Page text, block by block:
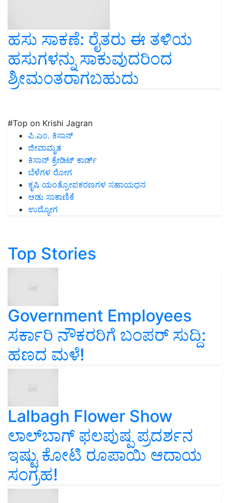
ಹಸು ಸಾಕಣೆ: ರೈತರು ಈ ತಳಿಯ
ಹಸುಗಳನ್ನು ಸಾಕುವುದರಿಂದ
ಶ್ರೀಮಂತರಾಗಬಹುದು
#Top on Krishi Jagran
ಪಿ.ಎಂ. ಕಿಸಾನ್
ಜೀವಾಮೃತ
ಕಿಸಾನ್ ಕ್ರೇಡಿಟ್ ಕಾರ್ಡ್
ಬೆಳೆಗಳ ರೋಗ
ಕೃಷಿ ಯಂತ್ರೋಪಕರಣಗಳ ಸಹಾಯಧನ
ಆಡು ಸಾಕಾಣಿಕೆ
ಉದ್ಯೋಗ
Top Stories
Government Employees
ಸರ್ಕಾರಿ ನೌಕರರಿಗೆ ಬಂಪರ್‌ ಸುದ್ದಿ:
ಹಣದ ಮಳೆ!
Lalbagh Flower Show
ಲಾಲ್‌ಬಾಗ್ ಫಲಪುಷ್ಪ ಪ್ರದರ್ಶನ
ಇಷ್ಟು ಕೋಟಿ ರೂಪಾಯಿ ಆದಾಯ
ಸಂಗ್ರಹ!